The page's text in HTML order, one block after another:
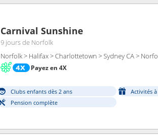
Carnival Sunshine
9 joursde Norfolk
Norfolk > Halifax > Charlottetown > Sydney CA >
Payez en 4X
Clubs enfants dès 2 ans
Activités
Pension complète